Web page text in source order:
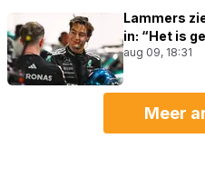
Lammers
in: “Het is
aug 09, 18:31
Meer